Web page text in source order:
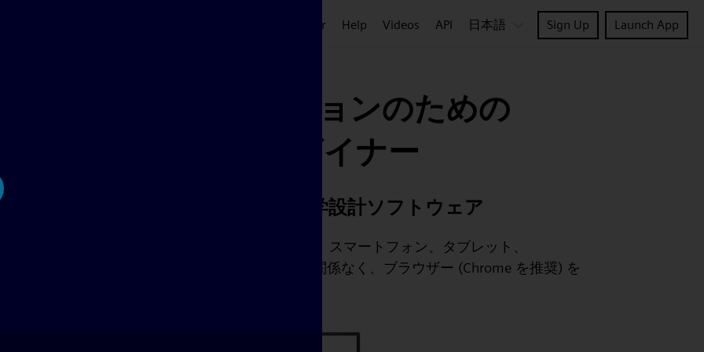
Tour Help Videos API 日本語 Sign Up Launch App
電気設計コラボレーションのための
X パネル デザイナー
あらゆるデバイスに対応する電気工学設計ソフトウェア
Capital X Panel Designer Windows、Linux、MacOS、スマートフォン、タブレット、
Chromebook など、オペレーティング システムに関係なく、ブラウザー (Chrome を推奨) を